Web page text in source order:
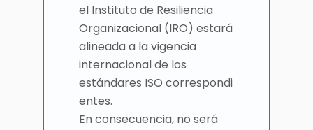
el Instituto de Resiliencia
Organizacional (IRO) estará
alineada a la vigencia
internacional de los
estándares ISO correspondi
entes.
En consecuencia, no será